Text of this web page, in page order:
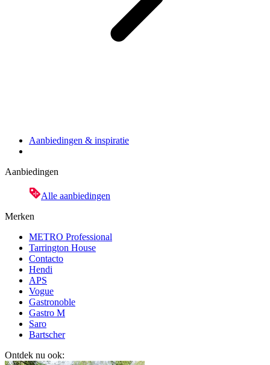
Aanbiedingen & inspiratie
Aanbiedingen
Alle aanbiedingen
Merken
METRO Professional
Tarrington House
Contacto
Hendi
APS
Vogue
Gastronoble
Gastro M
Saro
Bartscher
Ontdek nu ook: